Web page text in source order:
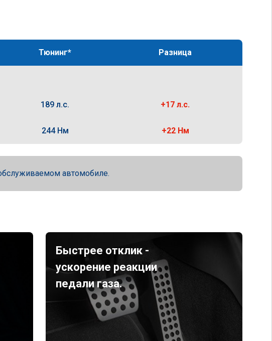
Тюнинг* Разница
189 л.с. +17 л.с.
244 Нм +22 Нм
автомобиле.
Быстрее отклик -
ускорение реакции
педали газа.